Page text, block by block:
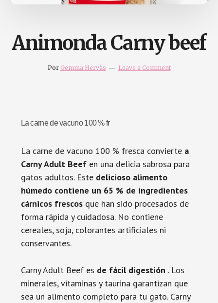
Animonda Carny beef
Por Gemma Hervàs Leave a Comment
La carne de vacuno 100 % fr
La carne de vacuno 100 % fresca convierte a
Carny Adult Beefen una delicia sabrosa para
gatos adultos. Este delicioso alimento
húmedo contiene un 65 % de ingredientes
cárnicos frescosque han sido procesados ​​de
forma rápida y cuidadosa. No contiene
cereales, soja, colorantes artificiales ni
conservantes.
Carny Adult Beef es de fácil digestión . Los
minerales, vitaminas y taurina garantizan que
sea un alimento completo para tu gato. Carny